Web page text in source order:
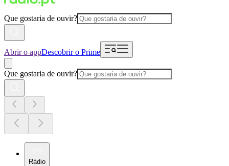
Que gostaria de ouvir?
Abrir o appDescobrir o Prime
Que gostaria de ouvir?
Rádio